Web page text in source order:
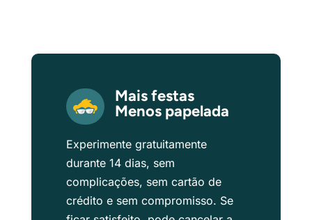
Mais festas
Menos papelada
Experimente gratuitamente
durante 14 dias, sem
complicações, sem cartão de
crédito e sem compromisso. Se